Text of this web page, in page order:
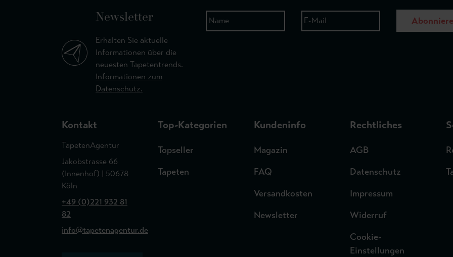
Newsletter
Erhalten Sie aktuelle
Informationen über die
neuesten Tapetentrends.
Informationen zum
Datenschutz.
Kontakt
TapetenAgentur
Jakobstrasse 66
(Innenhof) | 50678
Köln
+49 (0)221 932 81
82
info@tapetenagentur.de
Top-Kategorien
Topseller
Tapeten
Kundeninfo
Magazin
FAQ
Versandkosten
Newsletter
Rechtliches
AGB
Datenschutz
Impressum
Widerruf
Cookie-
Einstellungen